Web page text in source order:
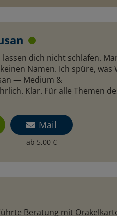
lassen dich nicht schlafen.
Namen. Ich spüre, was
— Medium &
Klar. Für alle Themen
Mail
ab 5,00 €
Beratung mit